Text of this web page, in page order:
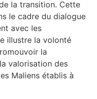
la transition. Cette
le cadre du dialogue
avec les
illustre la volonté
la
valorisation des
Maliens établis à